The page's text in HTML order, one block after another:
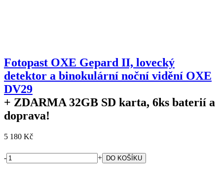
Fotopast OXE Gepard II, lovecký
detektor a binokulární noční vidění OXE
DV29
+ ZDARMA 32GB SD karta, 6ks baterií a
doprava!
5 180 Kč
- +